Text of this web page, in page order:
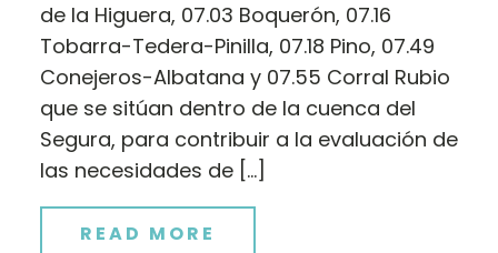
de la Higuera, 07.03 Boquerón, 07.16
Tobarra-Tedera-Pinilla, 07.18 Pino, 07.49
Conejeros-Albatana y 07.55 Corral Rubio
que se sitúan dentro de la cuenca del
Segura, para contribuir a la evaluación de
las necesidades de […]
READ MORE